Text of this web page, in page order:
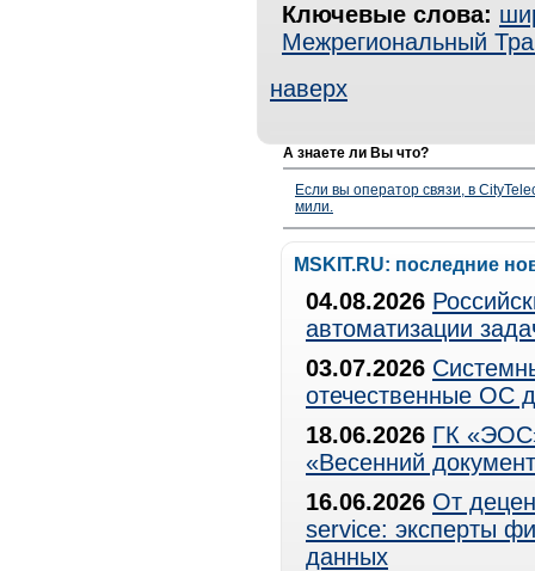
Ключевые слова:
Межрегиональный
наверх
А знаете ли Вы что?
Если вы оператор связи, в
мили.
MSKIT.RU: последние
04.08.2026
автоматизации
03.07.2026
отечественные ОС
18.06.2026 ГК
«Весенний
16.06.2026 От
service: эксперты
данных